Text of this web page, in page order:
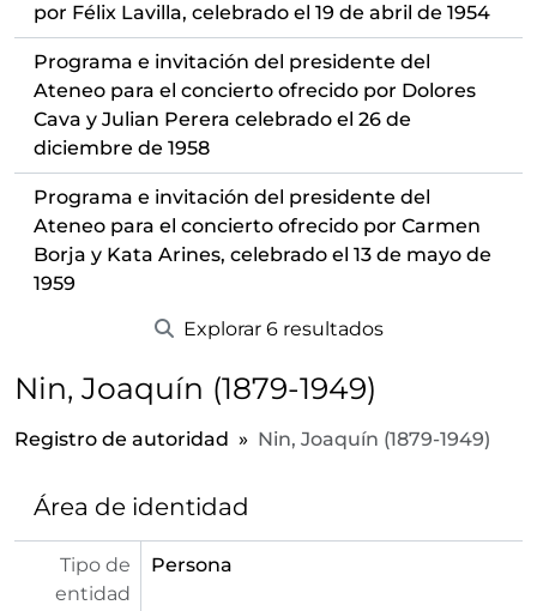
por Félix Lavilla, celebrado el 19 de abril de 1954
Programa e invitación del presidente del
Ateneo para el concierto ofrecido por Dolores
Cava y Julian Perera celebrado el 26 de
diciembre de 1958
Programa e invitación del presidente del
Ateneo para el concierto ofrecido por Carmen
Borja y Kata Arines, celebrado el 13 de mayo de
1959
Explorar 6 resultados
Nin, Joaquín (1879-1949)
Registro de autoridad Nin, Joaquín (1879-1949)
Área de identidad
Tipo de
entidad
Persona